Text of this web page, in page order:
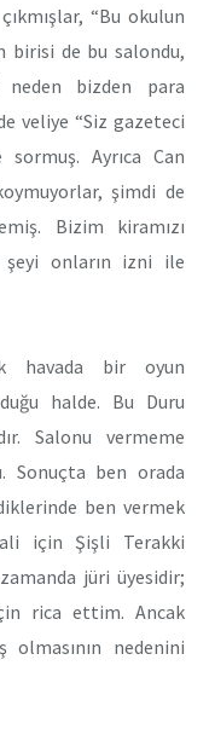
“Bu okulun
birisi de bu salondu,
neden bizden para
veliye “Siz gazeteci
Ayrıca Can
şimdi de
Bizim kiramızı
şeyi onların izni ile
havada bir oyun
halde. Bu Duru
Salonu vermeme
Sonuçta ben orada
ben vermek
için Şişli Terakki
jüri üyesidir;
rica ettim. Ancak
olmasının nedenini